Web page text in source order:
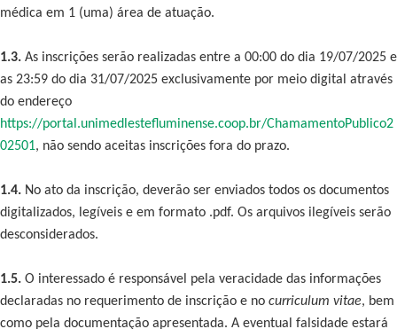
médica em 1 (uma) área de atuação.
1.3. As inscrições serão realizadas entre a 00:00 do dia 19/07/2025 e
as 23:59 do dia 31/07/2025 exclusivamente por meio digital através
do endereço
https://portal.unimedlestefluminense.coop.br/ChamamentoPublico2
02501, não sendo aceitas inscrições fora do prazo.
1.4. No ato da inscrição, deverão ser enviados todos os documentos
digitalizados, legíveis e em formato .pdf. Os arquivos ilegíveis serão
desconsiderados.
1.5. O interessado é responsável pela veracidade das informações
declaradas no requerimento de inscrição e no curriculum vitae, bem
como pela documentação apresentada. A eventual falsidade estará